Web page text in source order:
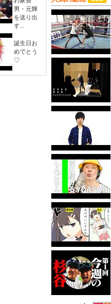
男・元輝
を送り出
す...
誕生日お
めでとう
♡